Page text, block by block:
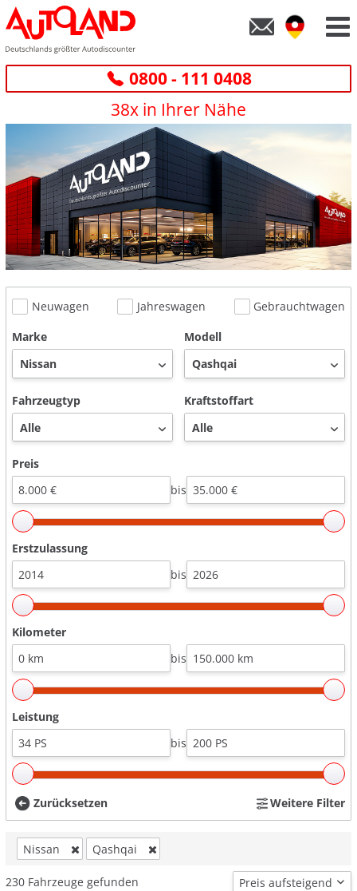
0800 - 111 0408
38x in Ihrer Nähe
Neuwagen Jahreswagen
Gebrauchtwagen
Marke
Modell
Fahrzeugtyp Kraftstoffart
Preis
bis
Erstzulassung
bis
Kilometer
bis
Leistung
bis
Zurücksetzen Weitere Filter
Nissan Qashqai
230 Fahrzeuge gefunden